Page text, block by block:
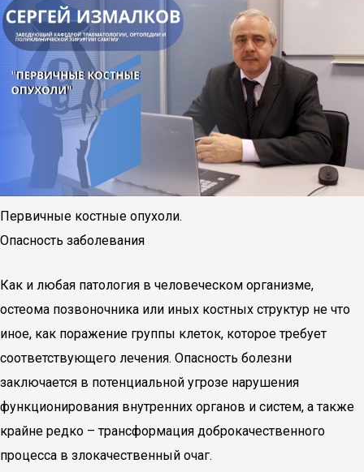
Первичные костные опухоли.
Опасность заболевания
Как и любая патология в человеческом организме,
остеома позвоночника или иных костных структур не что
иное, как поражение группы клеток, которое требует
соответствующего лечения. Опасность болезни
заключается в потенциальной угрозе нарушения
функционирования внутренних органов и систем, а также
крайне редко – трансформация доброкачественного
процесса в злокачественный очаг.